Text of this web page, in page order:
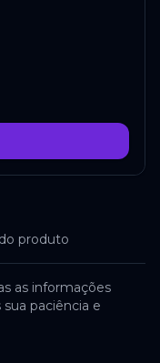
produto
as informações
paciência e